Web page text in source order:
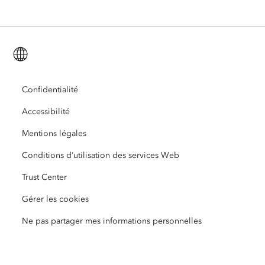
Esri Store
Recherche et tests utilisateur
Réseau des jeunes professionnels Esri
Événements
Formation
ArcUser
ArcNews
Esri Press
Dictionnaire SIG
Carrières
Ouverture
Code de conduite professionnelle
Plan du site
ArcGIS for Student Use
Protection de l’environnement
Enseignement
Égalité raciale
Confidentialité
Accessibilité
Mentions légales
Conditions d’utilisation des services Web
Trust Center
Gérer les cookies
Ne pas partager mes informations personnelles